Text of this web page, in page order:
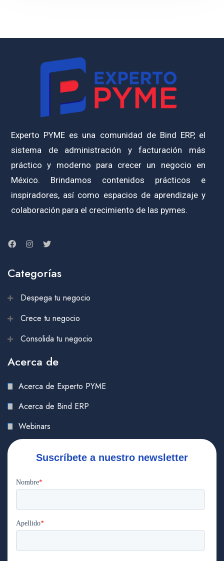
Experto PYME es una comunidad de Bind ERP, el
sistema de administración y facturación más
práctico y moderno para crecer un negocio en
México. Brindamos contenidos prácticos e
inspiradores, así como espacios de aprendizaje y
colaboración para el crecimiento de las pymes.
Categorías
Despega tu negocio
Crece tu negocio
Consolida tu negocio
Acerca de
Acerca de Experto PYME
Acerca de Bind ERP
Webinars
Suscríbete a nuestro newsletter